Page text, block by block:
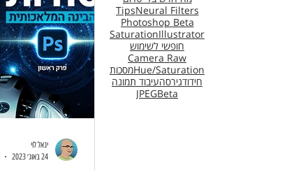
יגאל לוי
24 באוג׳ 2023
Neural Filters
Tips
Photoshop Beta
Illustrator
Saturation
חופשי לשימוש
Camera Raw
Hue/Saturationמסכות
חידודגירסהעיבוד תמונה
Beta
JPEG